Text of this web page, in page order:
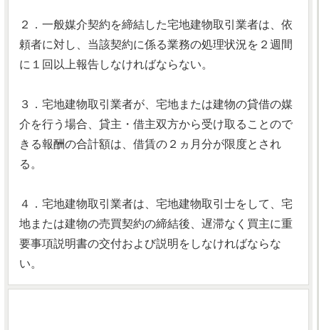
２．一般媒介契約を締結した宅地建物取引業者は、依
頼者に対し、当該契約に係る業務の処理状況を２週間
に１回以上報告しなければならない。
３．宅地建物取引業者が、宅地または建物の貸借の媒
介を行う場合、貸主・借主双方から受け取ることので
きる報酬の合計額は、借賃の２ヵ月分が限度とされ
る。
４．宅地建物取引業者は、宅地建物取引士をして、宅
地または建物の売買契約の締結後、遅滞なく買主に重
要事項説明書の交付および説明をしなければならな
い。